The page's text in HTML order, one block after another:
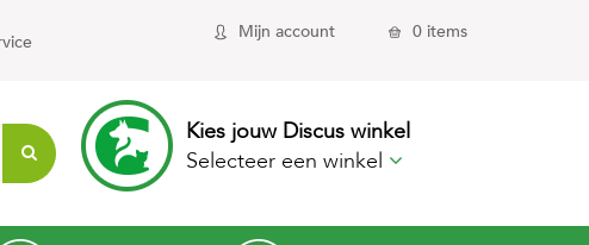
Mijn account 0 items
Kies jouw Discus winkel
Selecteer een winkel